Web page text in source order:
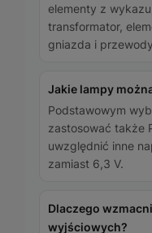
elementy z
transformator,
gniazda i
Jakie lampy
Podstawowym
zastosować także
uwzględnić inne
zamiast 6,3 V.
Dlaczego
wyjściowych?